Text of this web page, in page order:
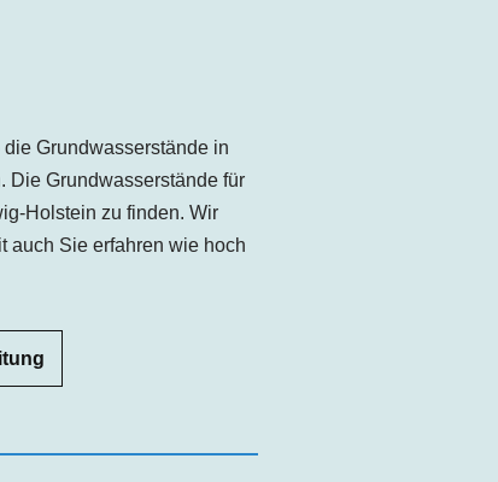
Grundwasserstände in
Die Grundwasserstände für
Holstein zu finden. Wir
auch Sie erfahren wie hoch